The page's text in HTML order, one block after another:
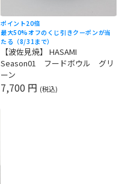
ポイント20倍
最大50%オフのくじ引きクーポンが当
たる（8/31まで）
【波佐見焼】 HASAMI
Season01 フードボウル グリ
ーン
7,700 円 (税込)